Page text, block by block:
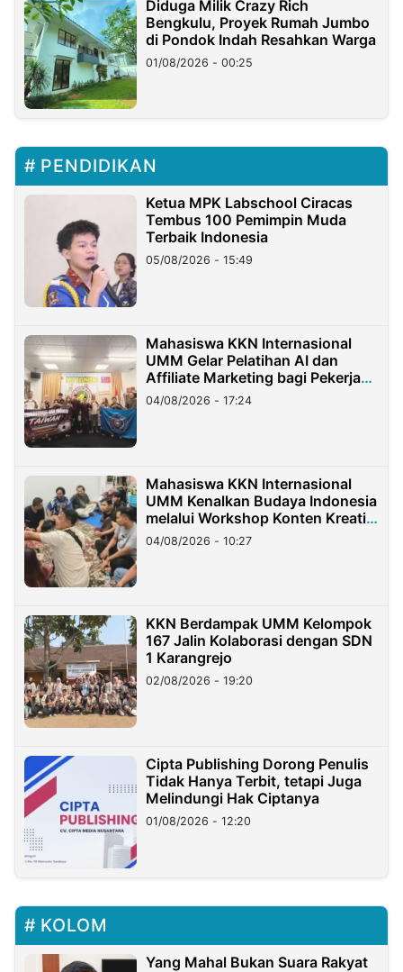
Diduga Milik Crazy Rich
Bengkulu, Proyek Rumah Jumbo
di Pondok Indah Resahkan Warga
01/08/2026 - 00:25
PENDIDIKAN
Ketua MPK Labschool Ciracas
Tembus 100 Pemimpin Muda
Terbaik Indonesia
05/08/2026 - 15:49
Mahasiswa KKN Internasional
UMM Gelar Pelatihan AI dan
Affiliate Marketing bagi Pekerja
Migran Indonesia di Taiwan
04/08/2026 - 17:24
Mahasiswa KKN Internasional
UMM Kenalkan Budaya Indonesia
melalui Workshop Konten Kreatif
di Taiwan
04/08/2026 - 10:27
KKN Berdampak UMM Kelompok
167 Jalin Kolaborasi dengan SDN
1 Karangrejo
02/08/2026 - 19:20
Cipta Publishing Dorong Penulis
Tidak Hanya Terbit, tetapi Juga
Melindungi Hak Ciptanya
01/08/2026 - 12:20
KOLOM
Yang Mahal Bukan Suara Rakyat